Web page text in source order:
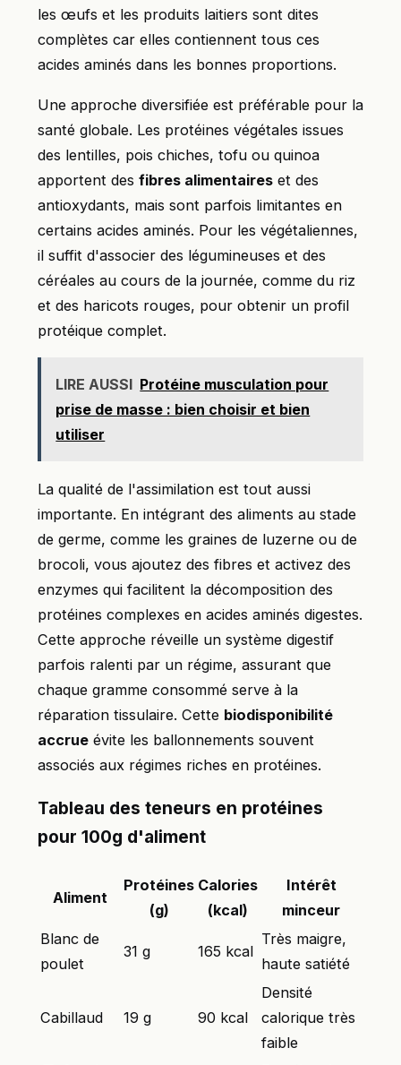
les œufs et les produits laitiers sont dites
complètes car elles contiennent tous ces
acides aminés dans les bonnes proportions.
Une approche diversifiée est préférable pour la
santé globale. Les protéines végétales issues
des lentilles, pois chiches, tofu ou quinoa
apportent des fibres alimentaires et des
antioxydants, mais sont parfois limitantes en
certains acides aminés. Pour les végétaliennes,
il suffit d'associer des légumineuses et des
céréales au cours de la journée, comme du riz
et des haricots rouges, pour obtenir un profil
protéique complet.
LIRE AUSSI Protéine musculation pour
prise de masse : bien choisir et bien
utiliser
La qualité de l'assimilation est tout aussi
importante. En intégrant des aliments au stade
de germe, comme les graines de luzerne ou de
brocoli, vous ajoutez des fibres et activez des
enzymes qui facilitent la décomposition des
protéines complexes en acides aminés digestes.
Cette approche réveille un système digestif
parfois ralenti par un régime, assurant que
chaque gramme consommé serve à la
réparation tissulaire. Cette biodisponibilité
accrue évite les ballonnements souvent
associés aux régimes riches en protéines.
Tableau des teneurs en protéines
pour 100g d'aliment
Aliment
Protéines
(g)
Calories
(kcal)
Intérêt
minceur
Blanc de
poulet
31 g 165 kcal
Très maigre,
haute satiété
Cabillaud 19 g 90 kcal
Densité
calorique très
faible